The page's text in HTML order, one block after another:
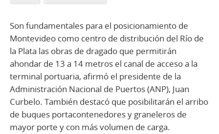
Son fundamentales para el posicionamiento de
Montevideo como centro de distribución del Río de
la Plata las obras de dragado que permitirán
ahondar de 13 a 14 metros el canal de acceso a la
terminal portuaria, afirmó el presidente de la
Administración Nacional de Puertos (ANP), Juan
Curbelo. También destacó que posibilitarán el arribo
de buques portacontenedores y graneleros de
mayor porte y con más volumen de carga.